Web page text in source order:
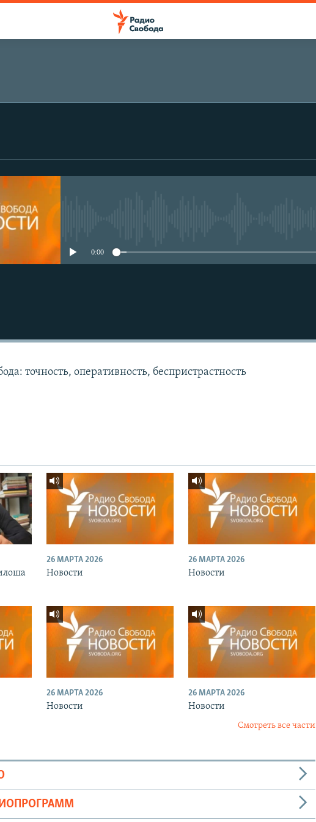
0:00
точность, оперативность, беспристрастность
26 МАРТА 2026
Новости
26 МАРТА 2026
Новости
26 МАРТА 2026
Новости
26 МАРТА 2026
Новости
Смотреть все части